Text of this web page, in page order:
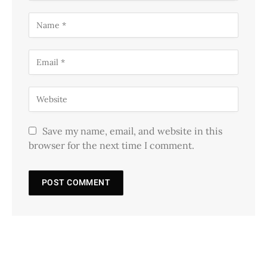
Save my name, email, and website in this
browser for the next time I comment.